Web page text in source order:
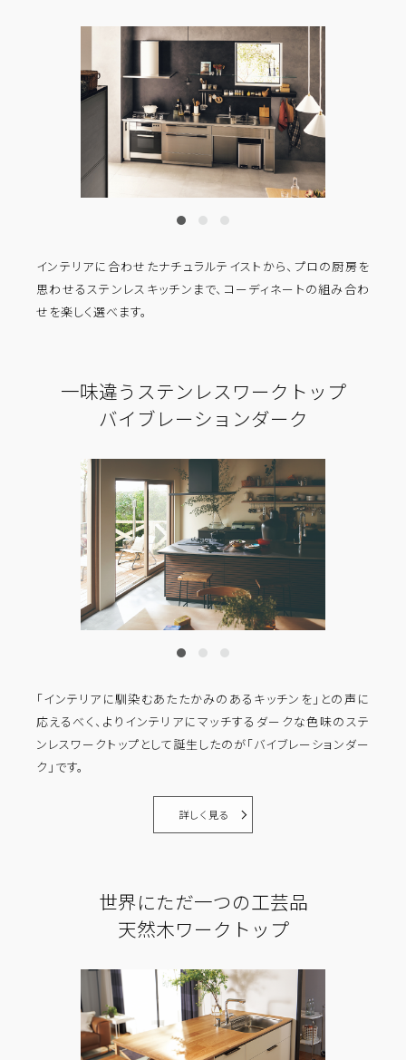
インテリアに合わせたナチュラルテイストから、プロの厨房を
思わせるステンレスキッチンまで、コーディネートの組み合わ
せを楽しく選べます。
一味違うステンレスワークトップ
バイブレーションダーク
「インテリアに馴染むあたたかみのあるキッチンを」との声に
応えるべく、よりインテリアにマッチするダークな色味のステ
ンレスワークトップとして誕生したのが「バイブレーションダー
ク」です。
詳しく見る
世界にただ一つの工芸品
天然木ワークトップ